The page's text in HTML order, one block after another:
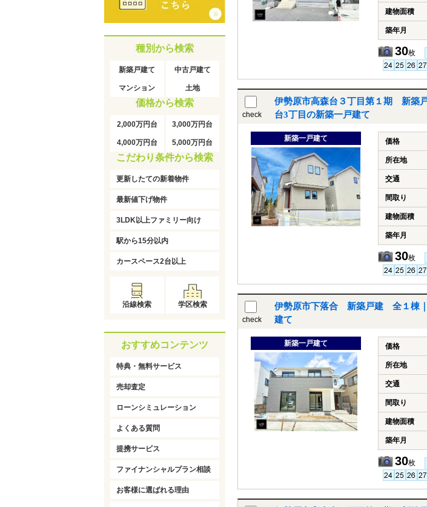
建物面積
築年月
30枚
check
伊勢原市高森台３丁目第１期 新築
台3丁目の新築一戸建て
新築一戸建て 価格
所在地
交通
間取り
建物面積
築年月
30枚
check
伊勢原市下落合 新築戸建 全１棟
建て
新築一戸建て 価格
所在地
交通
間取り
建物面積
築年月
30枚
種別から検索
新築戸建て 中古戸建て
マンション 土地
価格から検索
2,000万円台 3,000万円台
4,000万円台 5,000万円台
こだわり条件から検索
更新したての新着物件
最新値下げ物件
3LDK以上ファミリー向け
駅から15分以内
カースペース2台以上
沿線検索 学区検索
おすすめコンテンツ
特典・無料サービス
売却査定
ローンシミュレーション
よくある質問
提携サービス
ファイナンシャルプラン相談
お客様に選ばれる理由